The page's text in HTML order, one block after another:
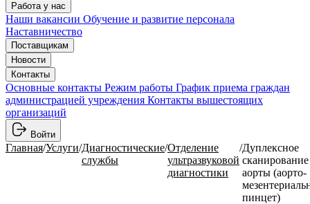
Работа у нас
Наши вакансии Обучение и развитие персонала
Наставничество
Поставщикам
Новости
Контакты
Основные контакты Режим работы График приема граждан
администрацией учреждения Контакты вышестоящих
организаций
Войти
Главная/Услуги/Диагностические
службы
/Отделение
ультразвуковой
диагностики
/Дуплексное
сканирование
аорты (аорто-
пинцет)